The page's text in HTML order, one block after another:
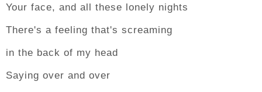
Your face, and all these lonely nights
There's a feeling that's screaming
in the back of my head
Saying over and over